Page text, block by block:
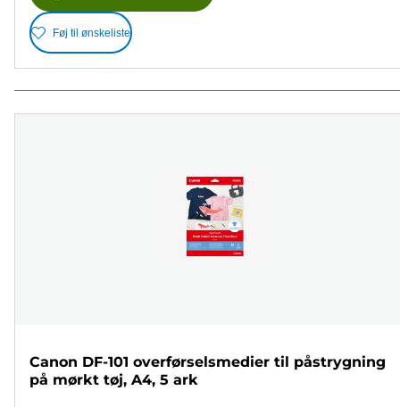
Føj til ønskeliste
Canon DF-101 overførselsmedier til påstrygning
på mørkt tøj, A4, 5 ark